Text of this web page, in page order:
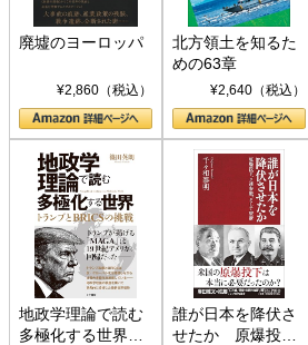
廃墟のヨーロッパ
¥2,860（税込）
北方領土を知るた
めの63章
¥2,640（税込）
地政学理論で読む
多極化する世界：
誰が日本を降伏さ
せたか 原爆投